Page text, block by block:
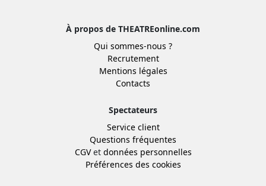
À propos de THEATREonline.com
Qui sommes-nous ?
Recrutement
Mentions légales
Contacts
Spectateurs
Service client
Questions fréquentes
CGVet données personnelles
Préférences des cookies